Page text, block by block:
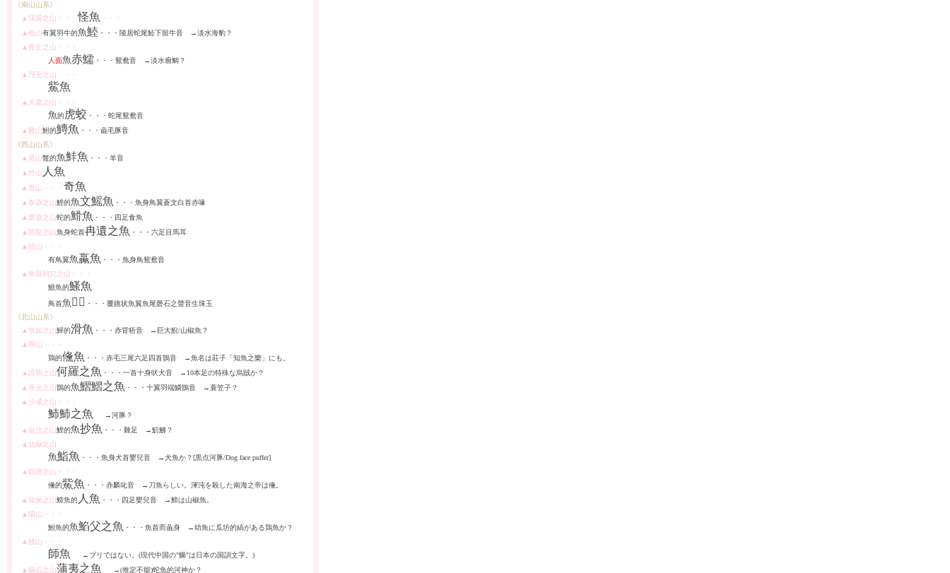
《南山山系》
▲ 猨 翼之山 ・・・怪魚 ・・・
▲柢山有翼羽牛的魚鯥 ・・・陵居蛇尾鯥下留牛音 →淡水海豹？
▲青丘之山・・・
人面魚赤鱬 ・・・鴛鴦音 →淡水瘤鯛？
▲浮玉之山・・・
鮆魚
▲天虞之山・・・
魚的虎蛟 ・・・蛇尾鴛鴦音
▲ 雞山鮒的鱄魚 ・・・ 彘毛豚音
《西山山系》
▲英山鼈的魚䰷魚 ・・・羊音
▲竹山 人魚
▲ 峚山・・・ 奇魚
▲泰器之山鯉的魚文鰩魚 ・・・魚身鳥翼蒼文白首赤喙
▲樂遊之山蛇的䱻魚 ・・・四足食魚
▲英 鞮之山魚身蛇首冉遺之魚 ・・・六足目馬耳
▲ 邽山・・・
有鳥翼魚蠃魚 ・・・魚身鳥鴛鴦音
▲鳥鼠同穴之山・・・
鱣魚的鰠魚
鳥首魚 𩶯 魮 ・・・覆銚状魚翼魚尾磬石之聲音生珠玉
《北山山系》
▲求如之山鱓的滑魚 ・・・赤背梧音 →巨大鯢/山椒魚？
▲帶山・・・
鶏的儵魚 ・・・赤毛三尾六足四首鵲音 →魚名は莊子「知魚之樂」にも。
▲ 譙 明之山何羅之魚 ・・・一首十身吠犬音 →10本足の特殊な烏賊か？
▲ 涿光之山鵲的魚鰼鰼之魚 ・・・十翼羽端鱗鵲音 →蓑笠子？
▲少咸之山・・・
䰽䰽之魚
→河豚？
▲嶽法之山鯉的魚抄魚 ・・・ 雞足 →魴鮄 ？
▲北嶽之山
魚鮨魚 ・・・魚身犬首嬰兒音 →犬魚か？[黒点河豚/Dog face puffer]
▲縣雍之山・・・
儵的鮆魚 ・・・赤麟叱音 →刀魚らしい。渾沌を殺した南海之帝は儵
▲龍侯之山䱱魚的 人魚 ・・・四足嬰兒音 →䱱は山椒魚。
▲陽山・・・
鮒魚的魚䱤父之魚 ・・・魚首而彘身 →幼魚に瓜坊的縞がある鶏魚か？
▲饒山・・・
師魚
→ブリではない。(現代中国の"鰤"は日本の国訓文字。)
▲碣石之山蒲夷之魚
→(推定不能)蛇魚的河神か？